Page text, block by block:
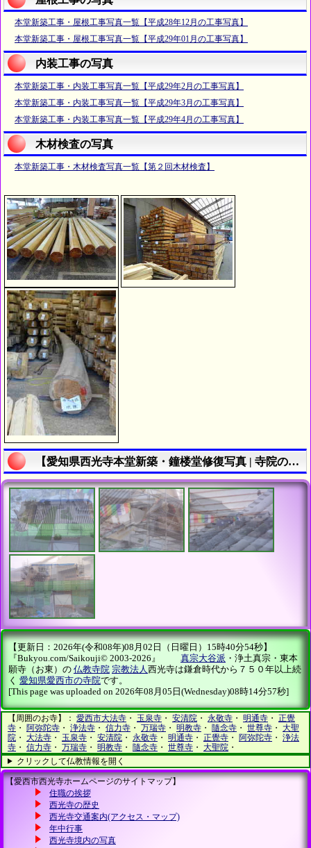
本堂新築工事・屋根工事写真一覧【平成28年12月の工事写真】
本堂新築工事・屋根工事写真一覧【平成29年01月の工事写真】
内装工事の写真
本堂新築工事・内装工事写真一覧【平成29年2月の工事写真】
本堂新築工事・内装工事写真一覧【平成29年3月の工事写真】
本堂新築工事・内装工事写真一覧【平成29年4月の工事写真】
木材検査の写真
本堂新築工事・木材検査写真一覧【第２回木材検査】
【愛知県西光寺本堂新築・鐘楼堂修復写真 | 寺院の新築・修復工事履歴】の説明終了
【更新日：2026年(令和08年)08月02日（日曜日）15時40分54秒】
『Bukyou.com/Saikouji© 2003-2026』 真宗大谷派 ・浄土真宗・東本
願寺（お東）の 仏教寺院 宗教法人 西光寺は鎌倉時代から７５０年以上続
く 愛知県愛西市の寺院です。
[This page was uploaded on 2026年08月05日(Wednesday)08時14分57秒]
【周囲のお寺】： 愛西市大法寺 ・ 玉泉寺 ・ 安清院 ・ 永敬寺 ・ 明通寺 ・ 正覺
寺 ・ 阿弥陀寺 ・ 浄法寺 ・ 信力寺 ・ 万瑞寺 ・ 明教寺 ・ 隨念寺 ・ 世尊寺 ・ 大聖
院 ・ 大法寺 ・ 玉泉寺 ・ 安清院 ・ 永敬寺 ・ 明通寺 ・ 正覺寺 ・ 阿弥陀寺 ・ 浄法
寺 ・ 信力寺 ・ 万瑞寺 ・ 明教寺 ・ 隨念寺 ・ 世尊寺 ・ 大聖院 ・
クリックして仏教情報を開く
【愛西市西光寺ホームページのサイトマップ】
住職の挨拶
西光寺の歴史
西光寺交通案内(アクセス・マップ)
年中行事
西光寺境内の写真